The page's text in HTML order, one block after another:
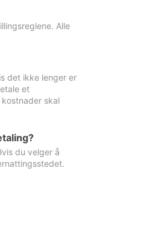
Alle
det ikke lenger er
et
skal
du velger å